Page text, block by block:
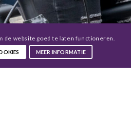
de website goed te laten functioneren.
MEER INFORMATIE